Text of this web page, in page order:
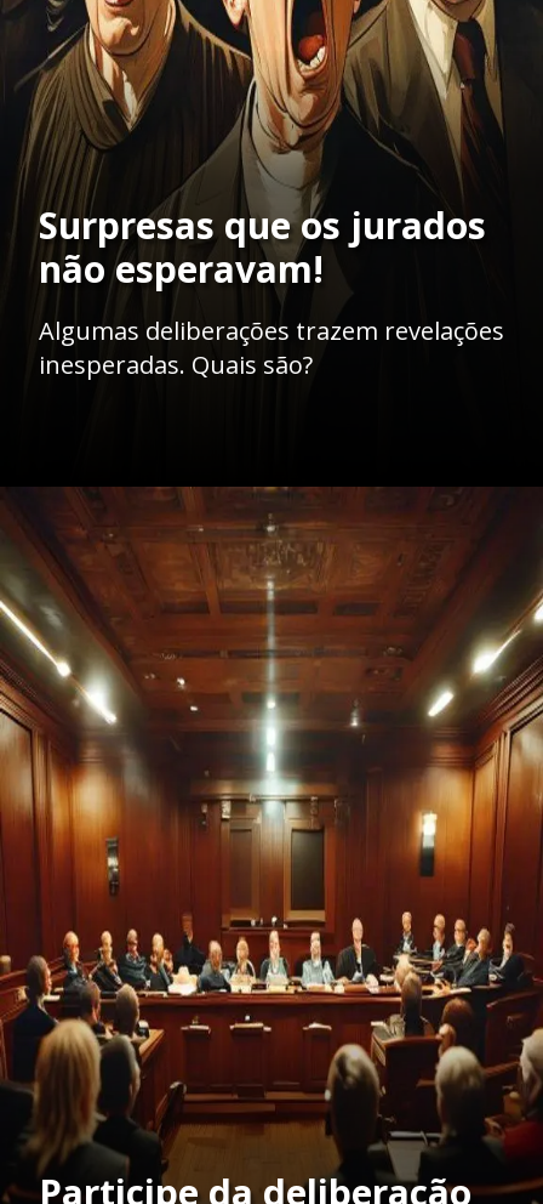
Surpresas que os jurados
não esperavam!
Algumas deliberações trazem revelações
inesperadas. Quais são?
https://ademilsoncs.adv.br/
Participe da deliberação